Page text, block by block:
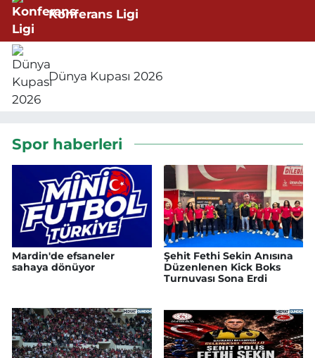
Konferans Ligi
Dünya Kupası 2026
Spor haberleri
Mardin'de efsaneler
sahaya dönüyor
Şehit Fethi Sekin Anısına
Düzenlenen Kick Boks
Turnuvası Sona Erdi